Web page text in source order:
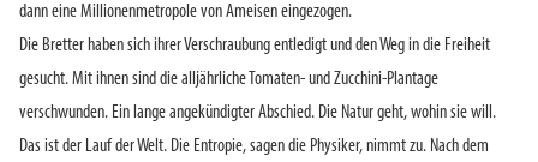
dann eine Millionenmetropole von Ameisen eingezogen.
Die Bretter haben sich ihrer Verschraubung entledigt und den Weg in die Freiheit
gesucht. Mit ihnen sind die alljährliche Tomaten- und Zucchini-Plantage
verschwunden. Ein lange angekündigter Abschied. Die Natur geht, wohin sie will.
Das ist der Lauf der Welt. Die Entropie, sagen die Physiker, nimmt zu. Nach dem